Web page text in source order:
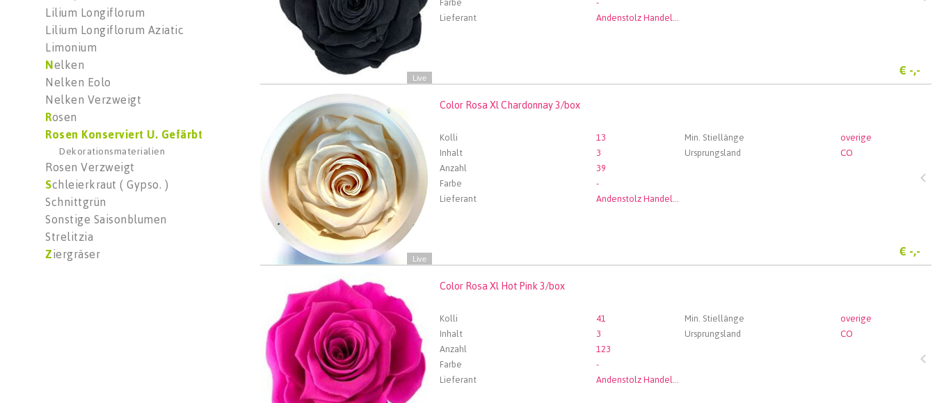
Lilium Longiflorum
Lilium Longiflorum Aziatic
Limonium
Nelken
Nelken Eolo
Nelken Verzweigt
Rosen
Rosen Konserviert U. Gefärbt
Dekorationsmaterialien
Rosen Verzweigt
Schleierkraut ( Gypso. )
Schnittgrün
Sonstige Saisonblumen
Strelitzia
Ziergräser
Live
Farbe
-
Lieferant
Andenstolz Handel GmbH
€ -,-
Live
Color Rosa Xl Chardonnay 3/box
Kolli 13 Min. Stiellänge
overige
Inhalt
3 Ursprungsland
CO
Anzahl
39
Farbe
-
Lieferant
Andenstolz Handel GmbH
€ -,-
Color Rosa Xl Chardonnay 3/box
Wählen Sie zuerst ein Abfartdatum.
Color Rosa Xl Hot Pink 3/box
Kolli 41 Min. Stiellänge
overige
Inhalt
3 Ursprungsland
CO
Anzahl
123
Farbe
-
Lieferant
Andenstolz Handel GmbH
Color Rosa Xl Hot Pink 3/box
Wählen Sie zuerst ein Abfartdatum.